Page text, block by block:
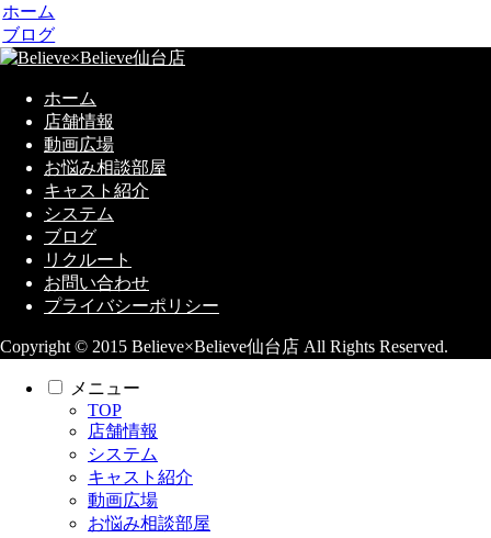
ホーム
ブログ
ホーム
店舗情報
動画広場
お悩み相談部屋
キャスト紹介
システム
ブログ
リクルート
お問い合わせ
プライバシーポリシー
Copyright © 2015 Believe×Believe仙台店 All Rights Reserved.
メニュー
TOP
店舗情報
システム
キャスト紹介
動画広場
お悩み相談部屋